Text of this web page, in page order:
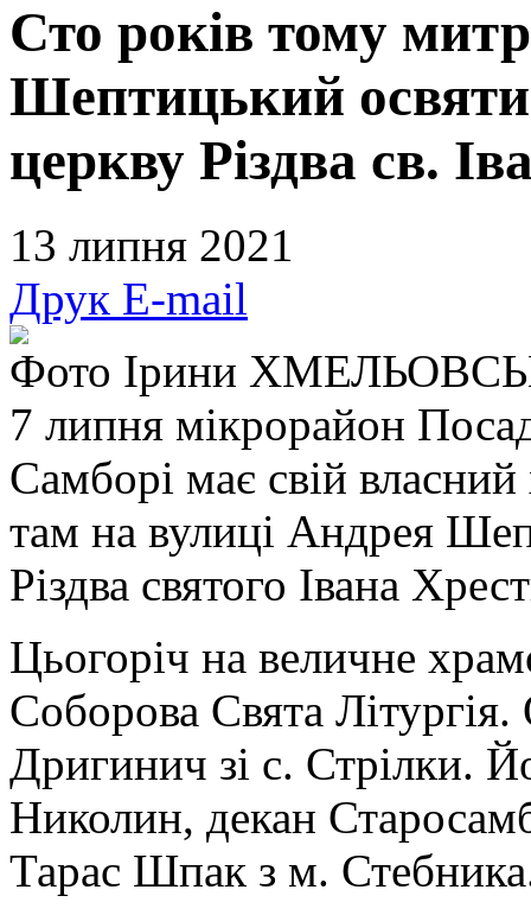
Сто років тому
Шептицький
церкву Різдва св.
13 липня 2021
Друк E-mail
Фото Ірини
7 липня мікрорайон
Самборі має свій
там на вулиці Андрея
Різдва святого Івана
Цьогоріч на величне
Соборова Свята
Дригинич зі с. Стрілки.
Николин, декан
Тарас Шпак з м.